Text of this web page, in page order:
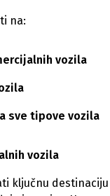
na:
vozila
sve tipove vozila
vozila
ključnu